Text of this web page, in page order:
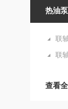
热油泵
联
联
查看